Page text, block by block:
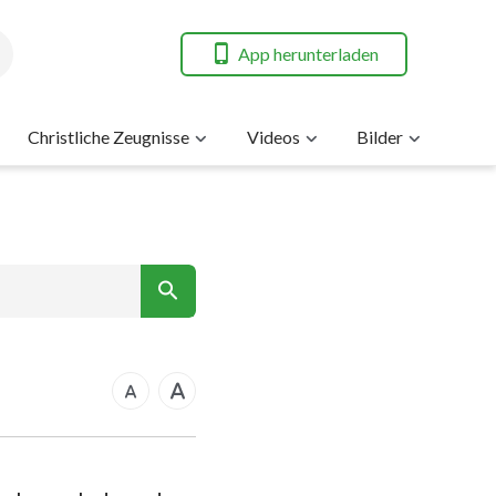
App herunterladen
Christliche Zeugnisse Videos Bilder